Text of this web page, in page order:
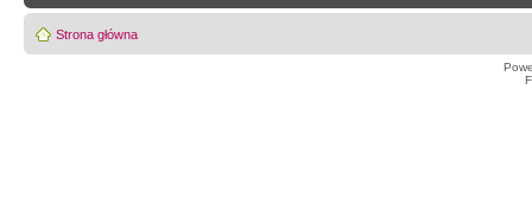
Strona główna